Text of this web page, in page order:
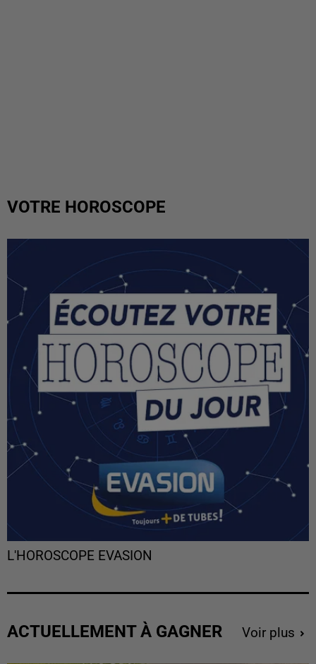
VOTRE HOROSCOPE
L'HOROSCOPE EVASION
ACTUELLEMENT À GAGNER Voir plus